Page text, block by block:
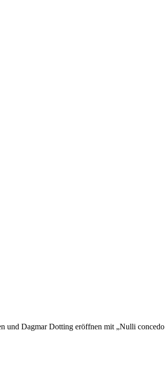
und Dagmar Dotting eröffnen mit „Nulli concedo